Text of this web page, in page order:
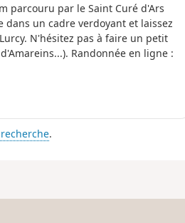
parcouru par le Saint Curé d'Ars
un cadre verdoyant et laissez
N'hésitez pas à faire un petit
Randonnée en ligne :
.